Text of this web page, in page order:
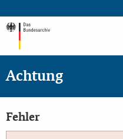
Achtung
Fehler